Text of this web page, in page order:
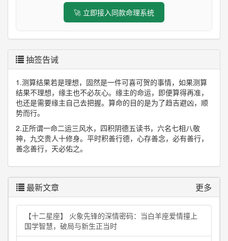
🚀 立即接入同款命理系统
抽签告诫
1.测算结果若是理想，固然是一件可喜可贺的事情，如果测算
结果不理想，缘主也不必灰心。缘主的命运，即便算得再准，
也还是需要缘主自己去把握。算命的目的是为了趋吉避凶，顺
势而行。
2.正所谓一命二运三风水，四积阴德五读书，六名七相八敬
神，九交贵人十修身。平时积善行德，心存善念，必有善行，
善念善行，天必佑之。
最新文章 更多
【十二星座】 火象先锋的深情密码：当白羊座爱情撞上
国学智慧，破局与新生正当时